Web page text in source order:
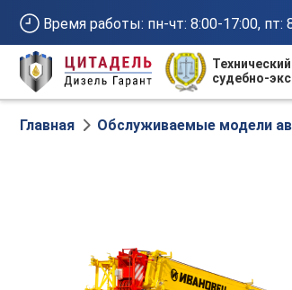
Время работы: пн-чт: 8:00-17:00, пт:
судебно-
Главная Обслуживаемые модели